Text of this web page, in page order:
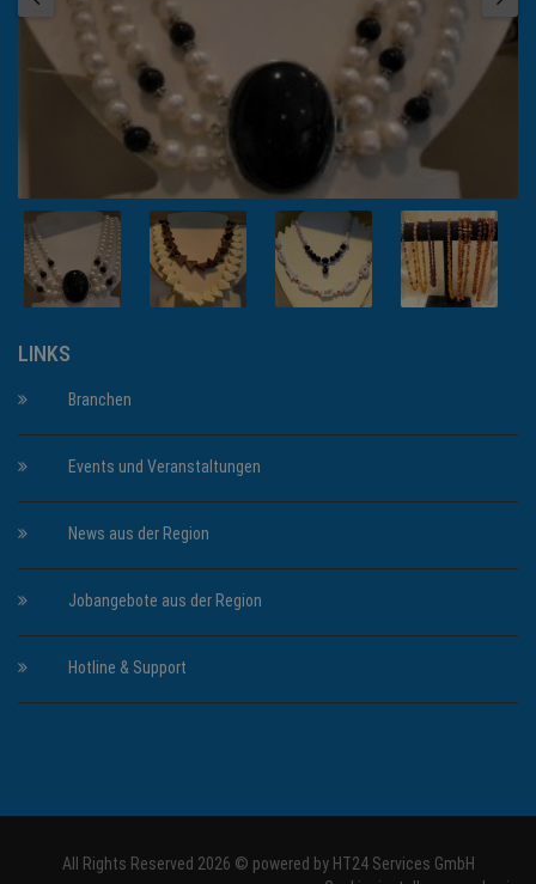
LINKS
Branchen
Events und Veranstaltungen
News aus der Region
Jobangebote aus der Region
Hotline & Support
All Rights Reserved 2026 © powered by HT24 Services GmbH